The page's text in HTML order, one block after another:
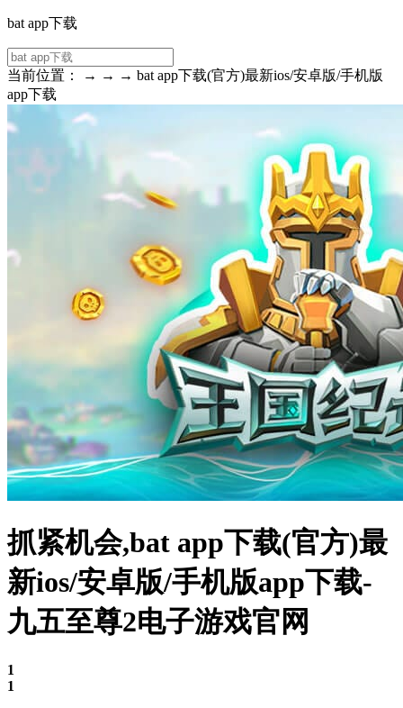
bat app下载
当前位置： → → → bat app下载(官方)最新ios/安卓版/手机版
app下载
抓紧机会,bat app下载(官方)最
新ios/安卓版/手机版app下载-
九五至尊2电子游戏官网
1
1